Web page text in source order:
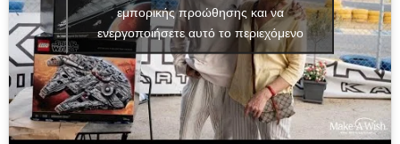
εμπορικής προώθησης και να
ενεργοποιήσετε αυτό το περιεχόμενο